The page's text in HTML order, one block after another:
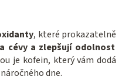
, které prokazatelně
cévy a zlepšují odolnost
je kofein, který vám dodá
dne.